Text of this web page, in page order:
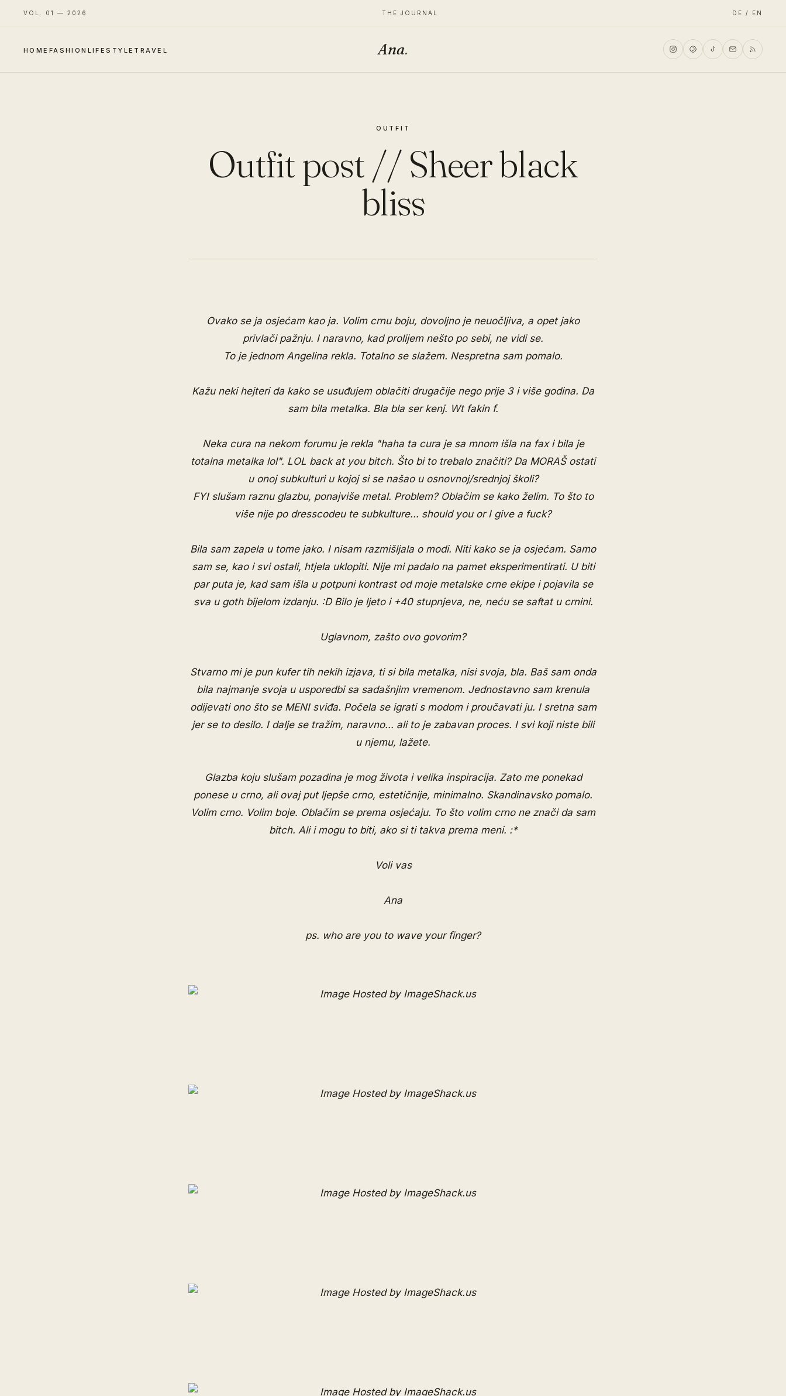
VOL. 01 — 2026 THE JOURNAL DE / EN
HOME FASHION LIFESTYLE TRAVEL Ana.
OUTFIT
Outfit post // Sheer black
bliss
Ovako se ja osjećam kao ja. Volim crnu boju, dovoljno je neuočljiva, a opet jako
privlači pažnju. I naravno, kad prolijem nešto po sebi, ne vidi se.
To je jednom Angelina rekla. Totalno se slažem. Nespretna sam pomalo.
Kažu neki hejteri da kako se usuđujem oblačiti drugačije nego prije 3 i više godina. Da
sam bila metalka. Bla bla ser kenj. Wt fakin f.
Neka cura na nekom forumu je rekla "haha ta cura je sa mnom išla na fax i bila je
totalna metalka lol". LOL back at you bitch. Što bi to trebalo značiti? Da MORAŠ ostati
u onoj subkulturi u kojoj si se našao u osnovnoj/srednjoj školi?
FYI slušam raznu glazbu, ponajviše metal. Problem? Oblačim se kako želim. To što to
više nije po dresscodeu te subkulture... should you or I give a fuck?
Bila sam zapela u tome jako. I nisam razmišljala o modi. Niti kako se ja osjećam. Samo
sam se, kao i svi ostali, htjela uklopiti. Nije mi padalo na pamet eksperimentirati. U biti
par puta je, kad sam išla u potpuni kontrast od moje metalske crne ekipe i pojavila se
sva u goth bijelom izdanju. :D Bilo je ljeto i +40 stupnjeva, ne, neću se saftat u crnini.
Uglavnom, zašto ovo govorim?
Stvarno mi je pun kufer tih nekih izjava, ti si bila metalka, nisi svoja, bla. Baš sam onda
bila najmanje svoja u usporedbi sa sadašnjim vremenom. Jednostavno sam krenula
odijevati ono što se MENI sviđa. Počela se igrati s modom i proučavati ju. I sretna sam
jer se to desilo. I dalje se tražim, naravno... ali to je zabavan proces. I svi koji niste bili
u njemu, lažete.
Glazba koju slušam pozadina je mog života i velika inspiracija. Zato me ponekad
ponese u crno, ali ovaj put ljepše crno, estetičnije, minimalno. Skandinavsko pomalo.
Volim crno. Volim boje. Oblačim se prema osjećaju. To što volim crno ne znači da sam
bitch. Ali i mogu to biti, ako si ti takva prema meni. :*
Voli vas
Ana
ps. who are you to wave your finger?